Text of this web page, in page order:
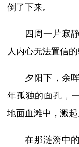
倒了下来。
四周一片寂
人内心无法置信的
夕阳下，余
年孤独的面孔，
地面血滩中，溅起
在那涟漪中